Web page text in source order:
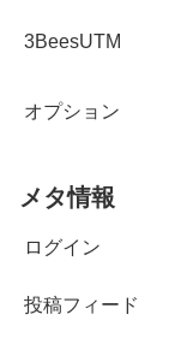
3BeesUTM
オプション
メタ情報
ログイン
投稿フィード